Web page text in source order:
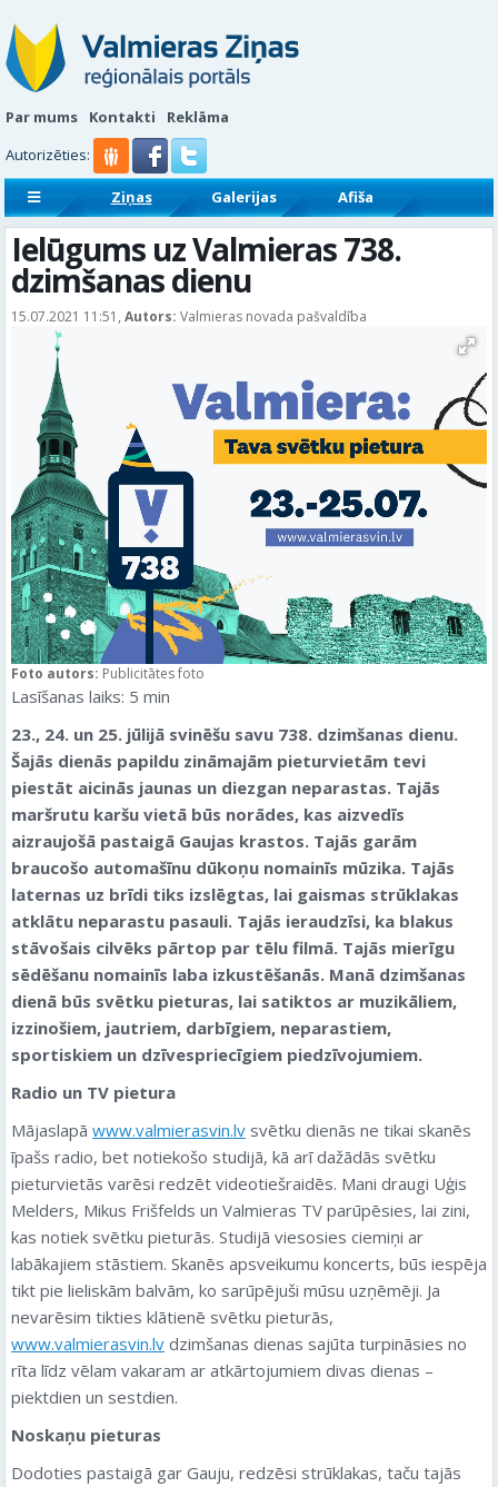
Par mums Kontakti
Reklāma
Autorizēties:
Ziņas Galerijas
Afiša
Sludinājumi
Reklāmraksti
Ielūgums uz Valmieras 738.
dzimšanas dienu
15.07.2021 11:51, Autors: Valmieras novada pašvaldība
Foto autors: Publicitātes foto
Lasīšanas laiks: 5 min
23., 24. un 25. jūlijā svinēšu savu 738. dzimšanas dienu.
Šajās dienās papildu zināmajām pieturvietām tevi
piestāt aicinās jaunas un diezgan neparastas. Tajās
maršrutu karšu vietā būs norādes, kas aizvedīs
aizraujošā pastaigā Gaujas krastos. Tajās garām
braucošo automašīnu dūkoņu nomainīs mūzika. Tajās
laternas uz brīdi tiks izslēgtas, lai gaismas strūklakas
atklātu neparastu pasauli. Tajās ieraudzīsi, ka blakus
stāvošais cilvēks pārtop par tēlu filmā. Tajās mierīgu
sēdēšanu nomainīs laba izkustēšanās. Manā dzimšanas
dienā būs svētku pieturas, lai satiktos ar muzikāliem,
izzinošiem, jautriem, darbīgiem, neparastiem,
sportiskiem un dzīvespriecīgiem piedzīvojumiem.
Radio un TV pietura
Mājaslapā www.valmierasvin.lv svētku dienās ne tikai skanēs
īpašs radio, bet notiekošo studijā, kā arī dažādās svētku
pieturvietās varēsi redzēt videotiešraidēs. Mani draugi Uģis
Melders, Mikus Frišfelds un Valmieras TV parūpēsies, lai zini,
kas notiek svētku pieturās. Studijā viesosies ciemiņi ar
labākajiem stāstiem. Skanēs apsveikumu koncerts, būs iespēja
tikt pie lieliskām balvām, ko sarūpējuši mūsu uzņēmēji. Ja
nevarēsim tikties klātienē svētku pieturās,
www.valmierasvin.lv dzimšanas dienas sajūta turpināsies no
rīta līdz vēlam vakaram ar atkārtojumiem divas dienas –
piektdien un sestdien.
Noskaņu pieturas
Dodoties pastaigā gar Gauju, redzēsi strūklakas, taču tajās